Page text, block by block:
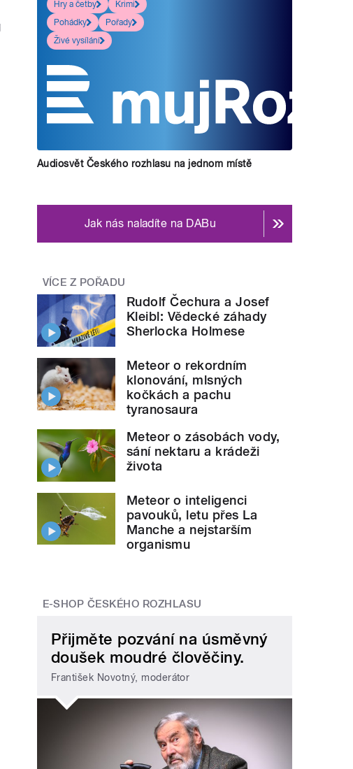
Hry a četby
Krimi
Pohádky
Pořady
Živé vysílání
Audiosvět Českého rozhlasu na jednom místě
Jak nás naladíte na DABu
VÍCE Z POŘADU
Rudolf Čechura a Josef
Kleibl: Vědecké záhady
Sherlocka Holmese
Meteor o rekordním
klonování, mlsných
kočkách a pachu
tyranosaura
Meteor o zásobách vody,
sání nektaru a krádeži
života
Meteor o inteligenci
pavouků, letu přes La
Manche a nejstarším
organismu
E-SHOP ČESKÉHO ROZHLASU
Přijměte pozvání na úsměvný
doušek moudré člověčiny.
František Novotný, moderátor